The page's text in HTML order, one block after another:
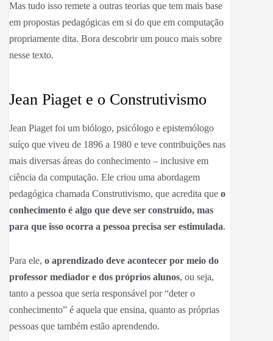
Mas tudo isso remete a outras teorias que tem mais base
em propostas pedagógicas em si do que em computação
propriamente dita. Bora descobrir um pouco mais sobre
nesse texto.
Jean Piaget e o Construtivismo
Jean Piaget foi um biólogo, psicólogo e epistemólogo
suíço que viveu de 1896 a 1980 e teve contribuições nas
mais diversas áreas do conhecimento – inclusive em
ciência da computação. Ele criou uma abordagem
pedagógica chamada Construtivismo, que acredita que o
conhecimento é algo que deve ser construído, mas
para que isso ocorra a pessoa precisa ser estimulada.
Para ele, o aprendizado deve acontecer por meio do
professor mediador e dos próprios alunos, ou seja,
tanto a pessoa que seria responsável por “deter o
conhecimento” é aquela que ensina, quanto as próprias
pessoas que também estão aprendendo.